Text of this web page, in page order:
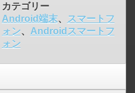
カテゴリー
Android端末、
スマートフ
ォン、 Androidスマートフ
ォン